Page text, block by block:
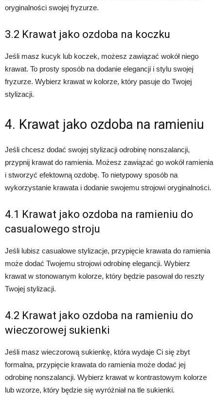
oryginalności swojej fryzurze.
3.2 Krawat jako ozdoba na koczku
Jeśli masz kucyk lub koczek, możesz zawiązać wokół niego
krawat. To prosty sposób na dodanie elegancji i stylu swojej
fryzurze. Wybierz krawat w kolorze, który pasuje do Twojej
stylizacji.
4. Krawat jako ozdoba na ramieniu
Jeśli chcesz dodać swojej stylizacji odrobinę nonszalancji,
przypnij krawat do ramienia. Możesz zawiązać go wokół ramienia
i stworzyć efektowną ozdobę. To nietypowy sposób na
wykorzystanie krawata i dodanie swojemu strojowi oryginalności.
4.1 Krawat jako ozdoba na ramieniu do
casualowego stroju
Jeśli lubisz casualowe stylizacje, przypięcie krawata do ramienia
może dodać Twojemu strojowi odrobinę elegancji. Wybierz
krawat w stonowanym kolorze, który będzie pasował do reszty
Twojej stylizacji.
4.2 Krawat jako ozdoba na ramieniu do
wieczorowej sukienki
Jeśli masz wieczorową sukienkę, która wydaje Ci się zbyt
formalna, przypięcie krawata do ramienia może dodać jej
odrobinę nonszalancji. Wybierz krawat w kontrastowym kolorze
lub wzorze, który będzie się wyróżniał na tle sukienki.